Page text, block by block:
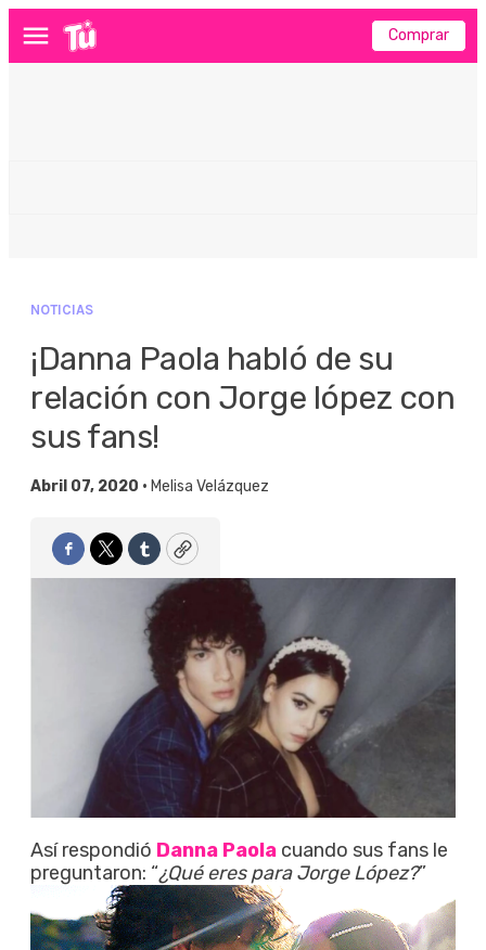
Menú Comprar
NOTICIAS
¡Danna Paola habló de su
relación con Jorge lópez con
sus fans!
Abril 07, 2020 • Melisa Velázquez
Facebook
TwitterTumblrCopy
Así respondió Danna Paola cuando sus fans le
preguntaron: “¿Qué eres para Jorge López?”